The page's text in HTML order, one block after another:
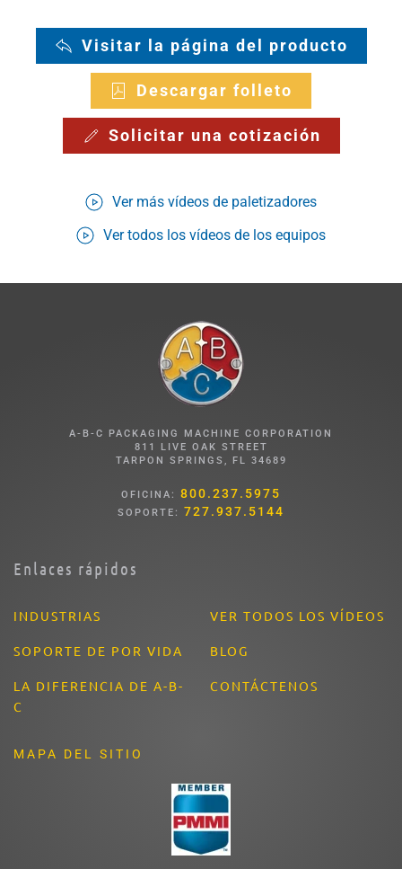
Visitar la página del producto
Descargar folleto
Solicitar una cotización
Ver más vídeos de paletizadores
Ver todos los vídeos de los equipos
A-B-C PACKAGING MACHINE CORPORATION
811 LIVE OAK STREET
TARPON SPRINGS, FL 34689
OFICINA: 800.237.5975
SOPORTE: 727.937.5144
Enlaces rápidos
INDUSTRIAS
SOPORTE DE POR VIDA
LA DIFERENCIA DE A-B-
C
VER TODOS LOS VÍDEOS
BLOG
CONTÁCTENOS
MAPA DEL SITIO